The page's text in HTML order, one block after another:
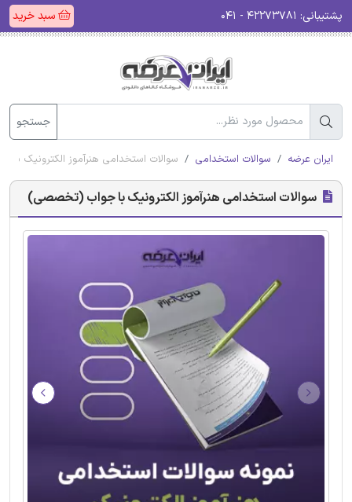
پشتیبانی: سبد خرید
جستجو
ایران عرضه سوالات استخدامی سوالات استخدامی هنرآموز الکترونیک
سوالات استخدامی هنرآموز الکترونیک با جواب (تخصصی)